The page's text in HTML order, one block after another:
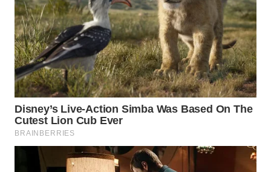
WN
KALTARA
WN
KALSEL
WN
KALTIM
WN
SULSEL